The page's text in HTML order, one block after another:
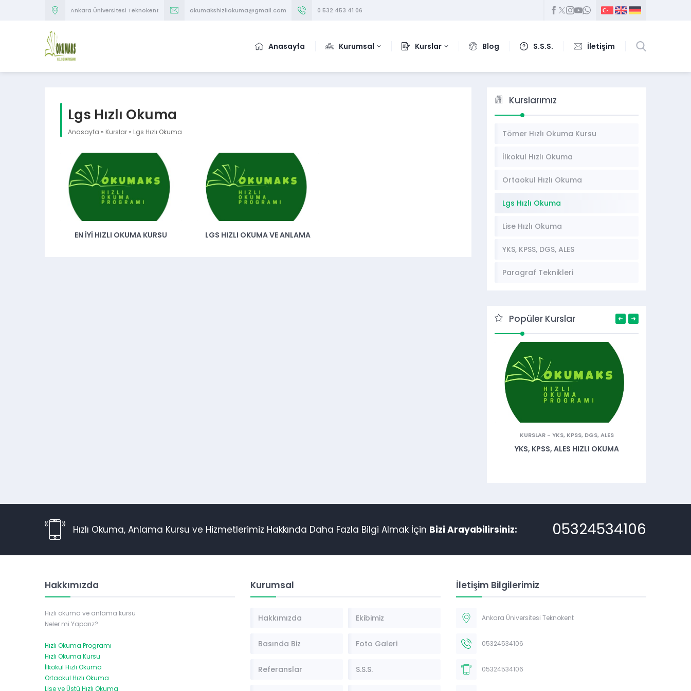
Ankara Üniversitesi Teknokent okumakshizliokuma@gmail.com 0 532 453 41 06
Anasayfa Kurumsal Kurslar Blog S.S.S. İletişim
Lgs Hızlı Okuma
Anasayfa » Kurslar » Lgs Hızlı Okuma
EN İYI HIZLI OKUMA KURSU LGS HIZLI OKUMA VE ANLAMA
Kurslarımız
Tömer Hızlı Okuma Kursu
İlkokul Hızlı Okuma
Ortaokul Hızlı Okuma
Lgs Hızlı Okuma
Lise Hızlı Okuma
YKS, KPSS, DGS, ALES
Paragraf Teknikleri
Popüler Kurslar
KURSLAR- YKS, KPSS, DGS, ALES
YKS, KPSS, ALES HIZLI OKUMA
Hızlı Okuma, Anlama Kursu ve Hizmetlerimiz Hakkında Daha Fazla Bilgi Almak İçin Bizi Arayabilirsiniz: 05324534106
Hakkımızda
Hızlı okuma ve anlama kursu
Neler mi Yaparız?
Hızlı Okuma Programı
Hızlı Okuma Kursu
İlkokul Hızlı Okuma
Ortaokul Hızlı Okuma
Lise ve Üstü Hızlı Okuma
Kurumsal
Hakkımızda Ekibimiz
Basında Biz Foto Galeri
Referanslar S.S.S.
İletişim Bilgilerimiz
Ankara Üniversitesi Teknokent
05324534106
05324534106